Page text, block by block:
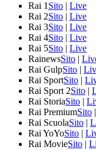
Rai 1 Sito | Live
Rai 2Sito | Live
Rai 3Sito | Live
Rai 4Sito | Live
Rai 5Sito | Live
RainewsSito |
Rai GulpSito |
Rai SportSito |
Rai Sport 2Sito |
Rai StoriaSito |
Rai PremiumSito |
Rai ScuolaSito |
Rai YoYoSito |
Rai MovieSito |